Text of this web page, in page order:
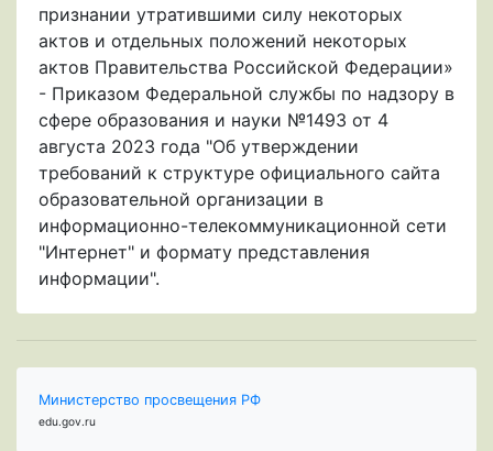
признании утратившими силу некоторых
актов и отдельных положений некоторых
актов Правительства Российской Федерации»
- Приказом Федеральной службы по надзору в
сфере образования и науки №1493 от 4
августа 2023 года "Об утверждении
требований к структуре официального сайта
образовательной организации в
информационно-телекоммуникационной сети
"Интернет" и формату представления
информации".
Министерство просвещения РФ
edu.gov.ru